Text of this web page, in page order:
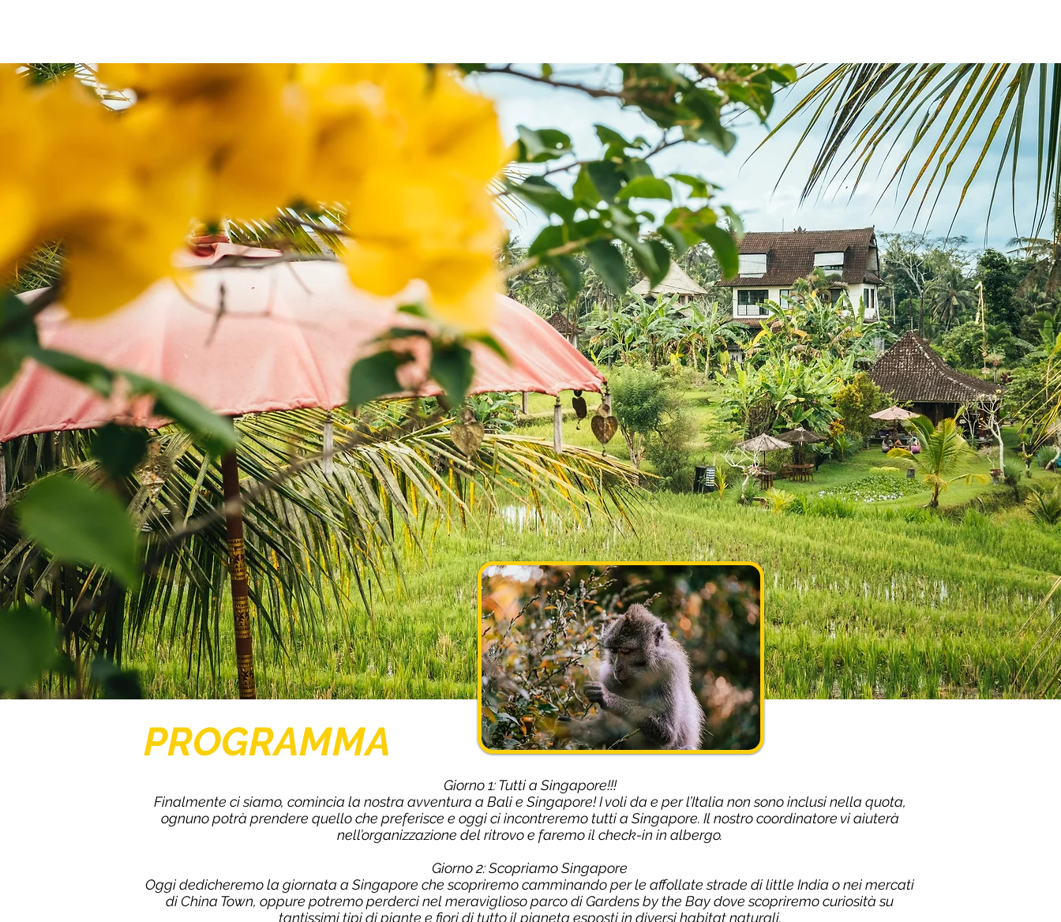
PROGRAMMA
Giorno 1: Tutti a Singapore!!!
Finalmente ci siamo, comincia la nostra avventura a Bali e Singapore! I voli da e per l’Italia non sono inclusi nella quota,
ognuno potrà prendere quello che preferisce e oggi ci incontreremo tutti a Singapore. Il nostro coordinatore vi aiuterà
nell’organizzazione del ritrovo e faremo il check-in in albergo.
Giorno 2: Scopriamo Singapore
Oggi dedicheremo la giornata a Singapore che scopriremo camminando per le affollate strade di little India o nei mercati
di China Town, oppure potremo perderci nel meraviglioso parco di Gardens by the Bay dove scopriremo curiosità su
tantissimi tipi di piante e fiori di tutto il pianeta esposti in diversi habitat naturali.